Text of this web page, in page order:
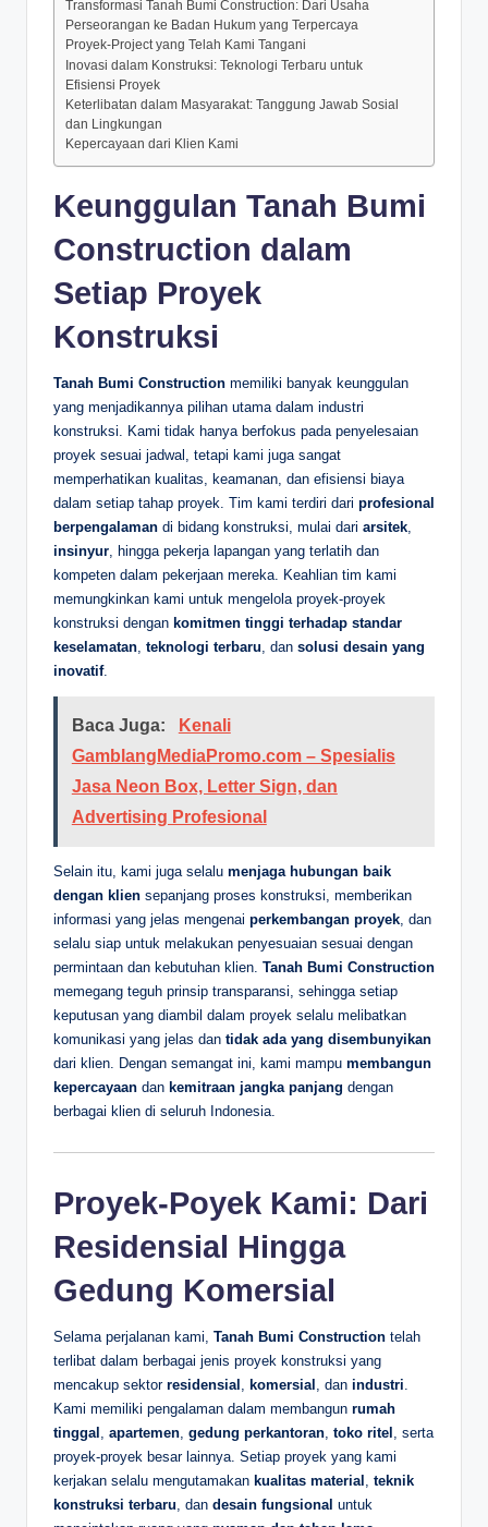
Transformasi Tanah Bumi Construction: Dari Usaha
Perseorangan ke Badan Hukum yang Terpercaya
Proyek-Project yang Telah Kami Tangani
Inovasi dalam Konstruksi: Teknologi Terbaru untuk
Efisiensi Proyek
Keterlibatan dalam Masyarakat: Tanggung Jawab Sosial
dan Lingkungan
Kepercayaan dari Klien Kami
Keunggulan Tanah Bumi
Construction dalam
Setiap Proyek
Konstruksi
Tanah Bumi Construction memiliki banyak keunggulan
yang menjadikannya pilihan utama dalam industri
konstruksi. Kami tidak hanya berfokus pada penyelesaian
proyek sesuai jadwal, tetapi kami juga sangat
memperhatikan kualitas, keamanan, dan efisiensi biaya
dalam setiap tahap proyek. Tim kami terdiri dari profesional
berpengalaman di bidang konstruksi, mulai dari arsitek
insinyur , hingga pekerja lapangan yang terlatih dan
kompeten dalam pekerjaan mereka. Keahlian tim kami
memungkinkan kami untuk mengelola proyek-proyek
konstruksi dengan komitmen tinggi terhadap standar
keselamatan teknologi terbaru , dan solusi desain yang
inovatif.
Baca Juga:
Kenali
GamblangMediaPromo.com – Spesialis
Jasa Neon Box, Letter Sign, dan
Advertising Profesional
Selain itu, kami juga selalu menjaga hubungan baik
dengan klien sepanjang proses konstruksi, memberikan
informasi yang jelas mengenai perkembangan proyek, dan
selalu siap untuk melakukan penyesuaian sesuai dengan
permintaan dan kebutuhan klien. Tanah Bumi Construction
memegang teguh prinsip transparansi, sehingga setiap
keputusan yang diambil dalam proyek selalu melibatkan
komunikasi yang jelas dan tidak ada yang disembunyikan
dari klien. Dengan semangat ini, kami mampu membangun
kepercayaan dan kemitraan jangka panjang dengan
berbagai klien di seluruh Indonesia.
Proyek-Poyek Kami: Dari
Residensial Hingga
Gedung Komersial
Selama perjalanan kami, Tanah Bumi Construction telah
terlibat dalam berbagai jenis proyek konstruksi yang
mencakup sektor residensial komersial , dan industri
Kami memiliki pengalaman dalam membangun rumah
tinggal apartemen gedung perkantoran toko ritel , serta
proyek-proyek besar lainnya. Setiap proyek yang kami
kerjakan selalu mengutamakan kualitas material teknik
konstruksi terbaru , dan desain fungsional untuk